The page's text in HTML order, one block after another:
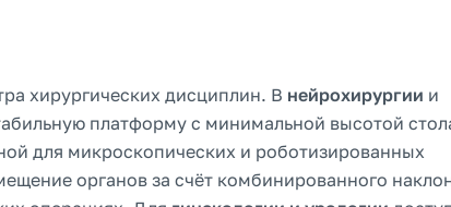
хирургических дисциплин. В нейрохирургии и
платформу с минимальной высотой
для микроскопических и роботизированных
органов за счёт комбинированного